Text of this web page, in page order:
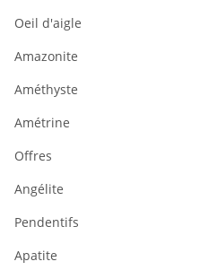
Oeil d'aigle
Amazonite
Améthyste
Amétrine
Offres
Angélite
Pendentifs
Apatite